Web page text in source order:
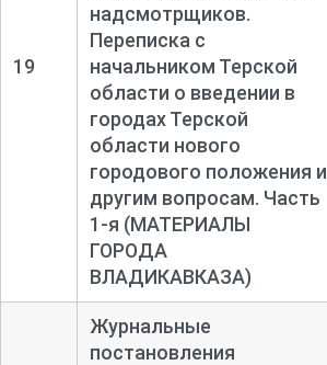
19
надсмотрщиков.
Переписка с
начальником Терской
области о введении в
городах Терской
области нового
городового положения и
другим вопросам. Часть
1-я (МАТЕРИАЛЫ
ГОРОДА
ВЛАДИКАВКАЗА)
Журнальные
постановления